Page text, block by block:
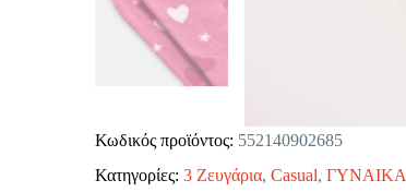
Κωδικός προϊόντος: 552140902685
Κατηγορίες: 3 Ζευγάρια, Casual, ΓΥΝΑΙΚΑ